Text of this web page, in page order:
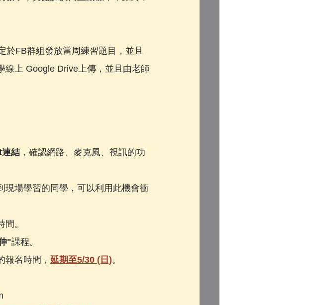
於FB群組發放當周練習題目，並且
線上 Google Drive上傳，並且由老師
結 ，確認網路、麥克風、視訊的功
現場學習的同學，可以利用此機會衝
。
"課程。
報名時間， 延期至5/30 (日)。